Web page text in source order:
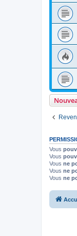
Vous
Vous
Vous ne
Vous ne
Vous ne